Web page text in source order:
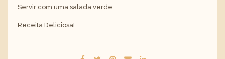
Servir com uma salada verde.
Receita Deliciosa!